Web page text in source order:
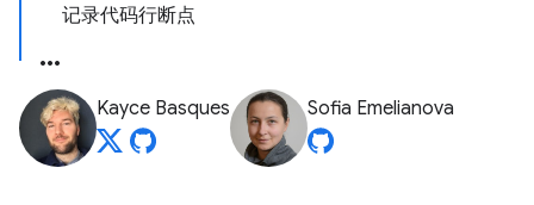
记录代码行断点
Kayce Basques Sofia Emelianova